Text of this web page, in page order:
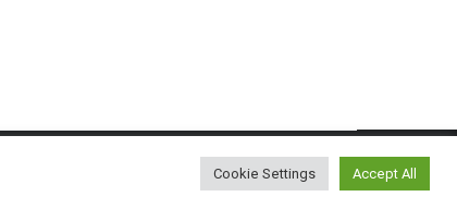
Cookie Settings Accept All